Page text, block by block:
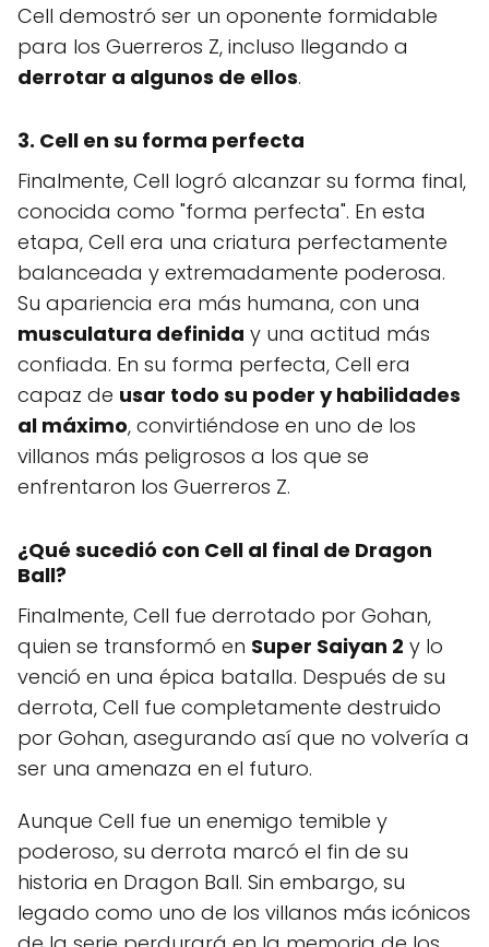
Cell demostró ser un oponente formidable
para los Guerreros Z, incluso llegando a
derrotar a algunos de ellos.
3. Cell en su forma perfecta
Finalmente, Cell logró alcanzar su forma final,
conocida como "forma perfecta". En esta
etapa, Cell era una criatura perfectamente
balanceada y extremadamente poderosa.
Su apariencia era más humana, con una
musculatura definida y una actitud más
confiada. En su forma perfecta, Cell era
capaz de usar todo su poder y habilidades
al máximo, convirtiéndose en uno de los
villanos más peligrosos a los que se
enfrentaron los Guerreros Z.
¿Qué sucedió con Cell al final de Dragon
Ball?
Finalmente, Cell fue derrotado por Gohan,
quien se transformó en Super Saiyan 2 y lo
venció en una épica batalla. Después de su
derrota, Cell fue completamente destruido
por Gohan, asegurando así que no volvería a
ser una amenaza en el futuro.
Aunque Cell fue un enemigo temible y
poderoso, su derrota marcó el fin de su
historia en Dragon Ball. Sin embargo, su
legado como uno de los villanos más icónicos